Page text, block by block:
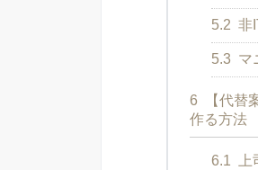
5.2 非
5.3 マ
6
【代替
作る方法
6.1